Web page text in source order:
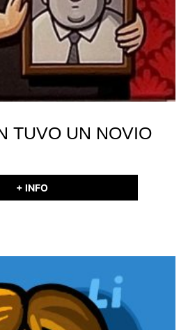
TUVO UN NOVIO
+ INFO